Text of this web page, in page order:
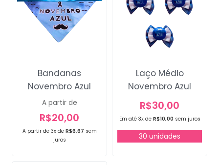
A partir de 3x de R$6,67 sem
juros
Bandanas
Novembro Azul
A partir de
R$20,00 Em até 3x de R$10,00 sem juros
Laço Médio
Novembro Azul
R$30,00
30 unidades